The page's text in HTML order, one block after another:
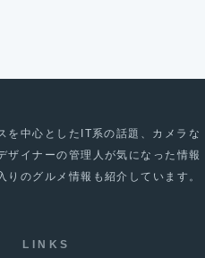
を中心としたIT系の話題、カメラな
ザイナーの管理人が気になった情報
のグルメ情報も紹介しています。
LINKS